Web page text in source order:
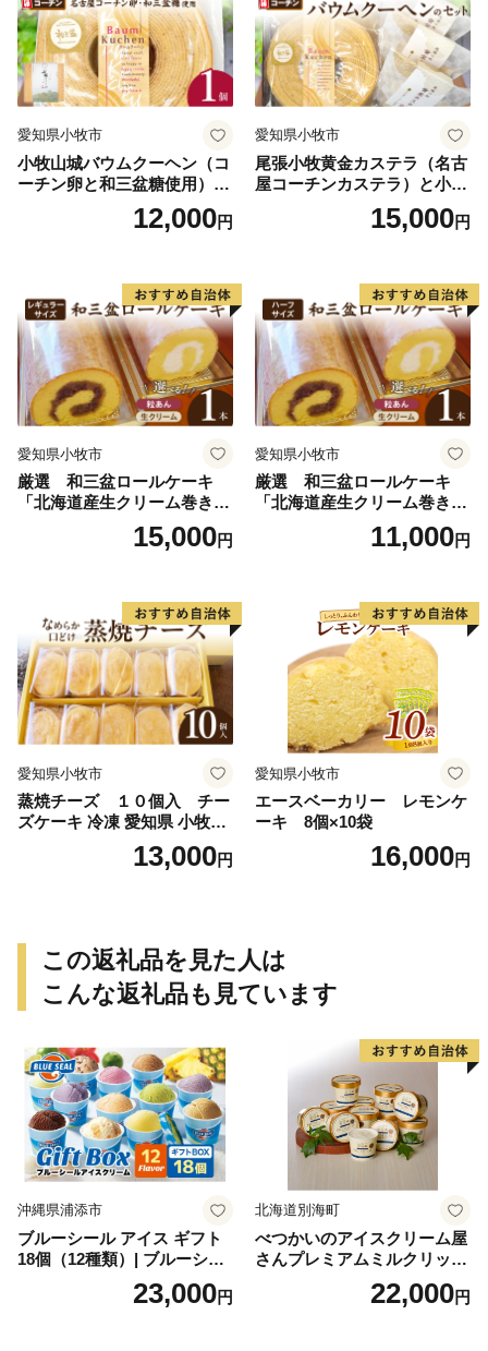
愛知県小牧市
小牧山城バウムクーヘン（コ
ーチン卵と和三盆糖使用）
名古屋コーチン バームクー
ヘン 和三盆 小牧銘菓 バウム
12,000円
愛知県小牧市
尾張小牧黄金カステラ（名古
屋コーチンカステラ）と小牧
山城バウムクーヘン（コーチ
ン卵と和三盆糖使用）のセッ
三盆 小牧銘菓 バウムクーヘ
ン 常温 愛知県 小牧市 アンプ
チベアやぐま
15,000円
愛知県小牧市
厳選 和三盆ロールケーキ
「北海道産生クリーム巻き」
または「北海道産粒あん巻
き」（サイズ：レギュラー）
凍 愛知県 小牧市 アンプチベ
アやぐま
15,000円
愛知県小牧市
厳選 和三盆ロールケーキ
「北海道産生クリーム巻き」
または「北海道産粒あん巻
き」（サイズ：ハーフ） 和
知県 小牧市 アンプチベアや
11,000円
愛知県小牧市
蒸焼チーズ １０個入 チー
ズケーキ 冷凍 愛知県 小牧市
アンプチベアやぐま13,000円
愛知県小牧市
エースベーカリー レモンケ
ーキ 8個×10袋
16,000円
この返礼品を見た人は
こんな返礼品も見ています
沖縄県浦添市
ブルーシール アイス ギフト
18個（12種類）| ブルーシー
ルアイス ブルーシールアイ
スクリーム 着日指定可能 送
23,000円
北海道別海町
べつかいのアイスクリーム屋
さんプレミアムミルクリッチ
12個（AP-01）（ 北海道アイ
ス 北海道産アイス アイス ア
22,000円